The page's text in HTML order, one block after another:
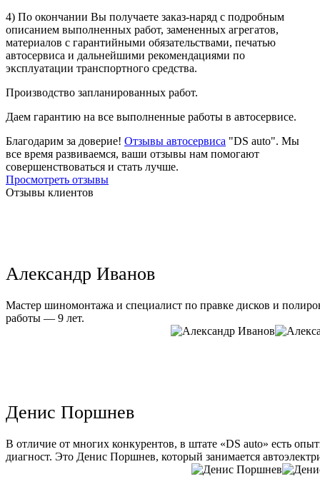
4) По окончании Вы получаете заказ-наряд с подробным
описанием выполненных работ, замененных агрегатов,
материалов с гарантийными обязательствами, печатью
автосервиса и дальнейшими рекомендациями по
эксплуатации транспортного средства.
Производство запланированных работ.
Даем гарантию на все выполненные работы в автосервисе.
Благодарим за доверие! Отзывы автосервиса "DS auto". Мы
все время развиваемся, ваши отзывы нам помогают
совершенствоваться и стать лучше.
Просмотреть отзывы
Отзывы клиентов
Александр Иванов
Мастер шиномонтажа и специалист по правке дисков и
работы — 9 лет.
Денис Поршнев
В отличие от многих конкурентов, в штате «DS auto» есть
диагност. Это Денис Поршнев, который занимается